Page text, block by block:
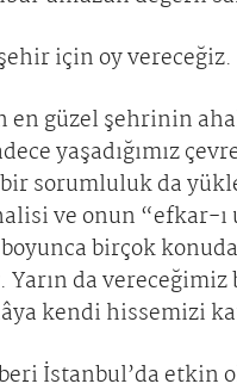
için oy vereceğiz.
en güzel şehrinin
yaşadığımız
sorumluluk da
ve onun “efkar-ı
birçok
da vereceğimiz
kendi hissemizi
İstanbul’da etkin